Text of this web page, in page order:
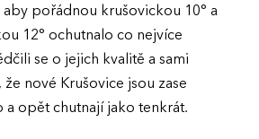
pořádnou krušovickou 10° a
12° ochutnalo co nejvíce
se o jejich kvalitě a sami
nové Krušovice jsou zase
a opět chutnají jako tenkrát.